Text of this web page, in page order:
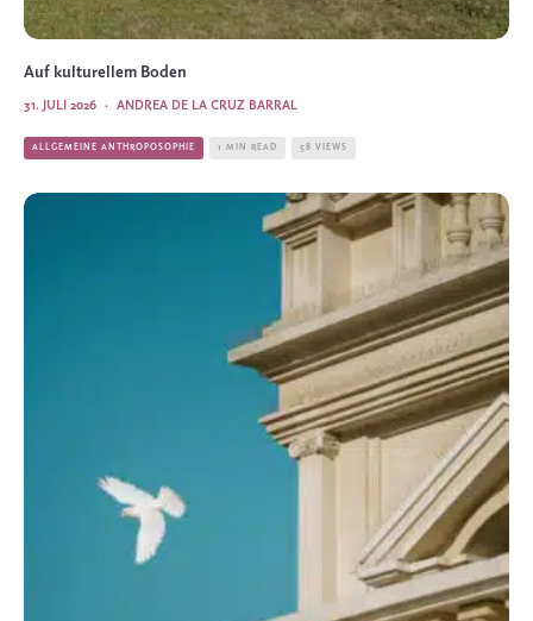
Auf kulturellem Boden
ANDREA DE LA CRUZ BARRAL
·
31. JULI 2026
ALLGEMEINE ANTHROPOSOPHIE 1 MIN READ 58 VIEWS